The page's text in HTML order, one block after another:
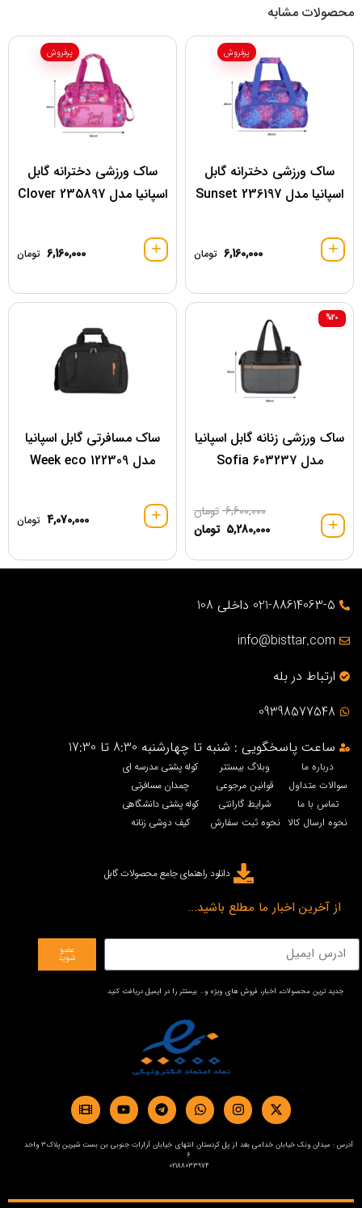
محصولات مشابه
ساک ورزشی دخترانه گابل
اسپانیا مدل 236197 Sunset
6,160,000 تومان
پرفروش
ساک ورزشی دخترانه گابل
اسپانیا مدل 235897 Clover
6,160,000 تومان
پرفروش
ساک ورزشی زنانه گابل اسپانیا
مدل 603237 Sofia
%20
6,600,000 تومان
5,280,000 تومان
ساک مسافرتی گابل اسپانیا
مدل 122309 Week eco
4,070,000 تومان
021-88614063-5 داخلی 108
info@bisttar.com
ارتباط در بله
09398577548
ساعت پاسخگویی : شنبه تا چهارشنبه 8:30 تا 17:30
درباره ما
سوالات متداول
تماس با ما
نحوه ارسال کالا
وبلاگ بیستتر
قوانین مرجوعی
شرایط گارانتی
نحوه ثبت سفارش
کوله پشتی مدرسه ای
چمدان مسافرتی
کوله پشتی دانشگاهی
کیف دوشی زنانه
دانلود راهنمای جامع محصولات گابل
از آخرین اخبار ما مطلع باشید...
عضو
شوید
جدید ترین محصولات، اخبار، فروش های ویژه و… بیستتر را در ایمیل دریافت کنید
آدرس : میدان ونک خیابان خدامی بعد از پل کردستان انتهای خیابان آرارات جنوبی بن بست شیرین پلاک3 واحد
6
02188033974